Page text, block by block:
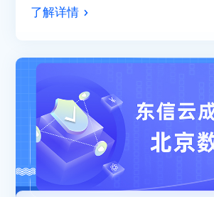
了解详情